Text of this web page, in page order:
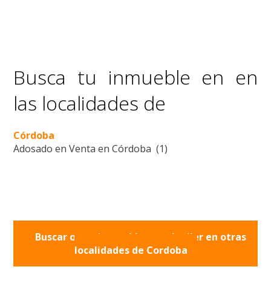
Busca tu inmueble en en
las localidades de
Córdoba
Adosado en Venta en Córdoba (1)
Buscar otros inmuebles en alquiler en otras
localidades de Cordoba